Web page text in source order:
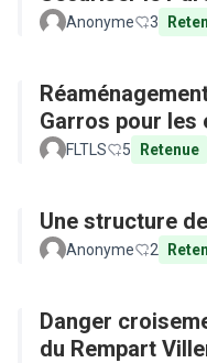
Anonyme 3
Garros pour les
FLTLS 5 Retenue
Une structure
Anonyme 2
Danger
du Rempart